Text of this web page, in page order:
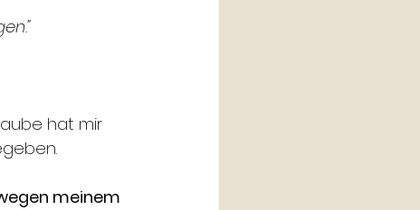
hat mir
meinem